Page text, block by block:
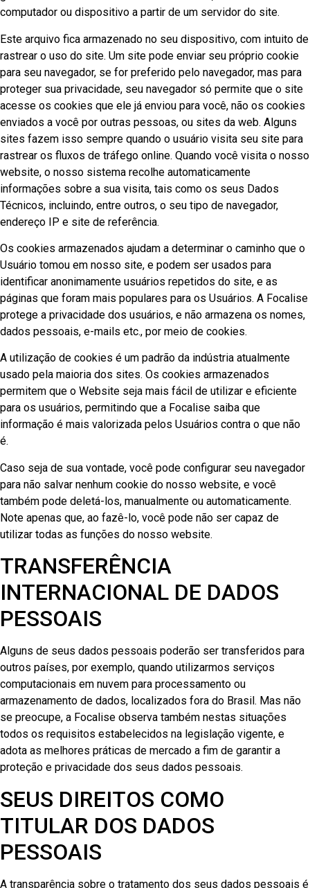
computador ou dispositivo a partir de um servidor do site.
Este arquivo fica armazenado no seu dispositivo, com intuito de
rastrear o uso do site. Um site pode enviar seu próprio cookie
para seu navegador, se for preferido pelo navegador, mas para
proteger sua privacidade, seu navegador só permite que o site
acesse os cookies que ele já enviou para você, não os cookies
enviados a você por outras pessoas, ou sites da web. Alguns
sites fazem isso sempre quando o usuário visita seu site para
rastrear os fluxos de tráfego online. Quando você visita o nosso
website, o nosso sistema recolhe automaticamente
informações sobre a sua visita, tais como os seus Dados
Técnicos, incluindo, entre outros, o seu tipo de navegador,
endereço IP e site de referência.
Os cookies armazenados ajudam a determinar o caminho que o
Usuário tomou em nosso site, e podem ser usados para
identificar anonimamente usuários repetidos do site, e as
páginas que foram mais populares para os Usuários. A Focalise
protege a privacidade dos usuários, e não armazena os nomes,
dados pessoais, e-mails etc., por meio de cookies.
A utilização de cookies é um padrão da indústria atualmente
usado pela maioria dos sites. Os cookies armazenados
permitem que o Website seja mais fácil de utilizar e eficiente
para os usuários, permitindo que a Focalise saiba que
informação é mais valorizada pelos Usuários contra o que não
é.
Caso seja de sua vontade, você pode configurar seu navegador
para não salvar nenhum cookie do nosso website, e você
também pode deletá-los, manualmente ou automaticamente.
Note apenas que, ao fazê-lo, você pode não ser capaz de
utilizar todas as funções do nosso website.
TRANSFERÊNCIA
INTERNACIONAL DE DADOS
PESSOAIS
Alguns de seus dados pessoais poderão ser transferidos para
outros países, por exemplo, quando utilizarmos serviços
computacionais em nuvem para processamento ou
armazenamento de dados, localizados fora do Brasil. Mas não
se preocupe, a Focalise observa também nestas situações
todos os requisitos estabelecidos na legislação vigente, e
adota as melhores práticas de mercado a fim de garantir a
proteção e privacidade dos seus dados pessoais.
SEUS DIREITOS COMO
TITULAR DOS DADOS
PESSOAIS
A transparência sobre o tratamento dos seus dados pessoais é